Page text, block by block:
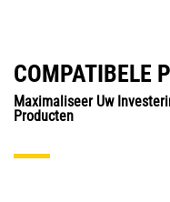
COMPATIBELE
Maximaliseer Uw
Producten